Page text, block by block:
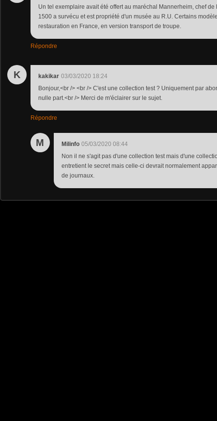
Un tel exemplaire avait été offert au maréchal Mannerheim, chef de
1500 a survécu et est propriété d'un musée au R.U. Certains
restauration en France, en version transport de troupe.
Répondre
K kakikar 03/03/2020 18:24
Bonjour,<br /> <br /> C'est une collection test ? Uniquement par
nulle part.<br /> Merci de m'éclairer sur le sujet.
Répondre
M Milinfo 05/03/2020 08:44
Non il ne s'agit pas d'une collection test mais d'une
entretient le secret mais celle-ci devrait normalement
de journaux.